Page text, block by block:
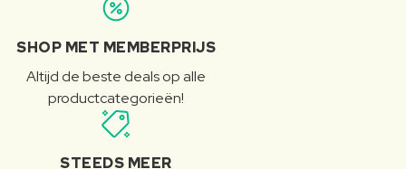
SHOP MET MEMBERPRIJS
Altijd de beste deals op alle
productcategorieën!
STEEDS MEER